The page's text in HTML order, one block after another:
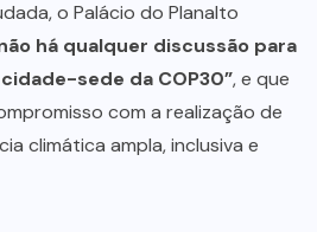
o Palácio do Planalto
há qualquer discussão para
sede da COP30”, e que
com a realização de
climática ampla, inclusiva e